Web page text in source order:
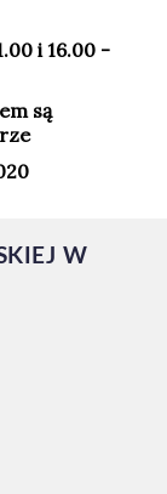
i 16.00 -
są
W